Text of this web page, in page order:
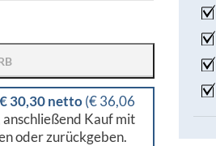
30,30 netto(€ 36,06
Kauf mit
oder zurückgeben.